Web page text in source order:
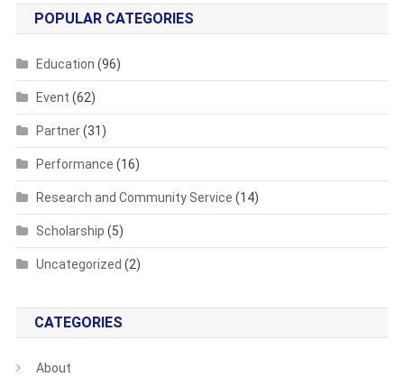
POPULAR CATEGORIES
Education (96)
Event (62)
Partner(31)
Performance (16)
Research and Community Service (14)
Scholarship (5)
Uncategorized (2)
CATEGORIES
About